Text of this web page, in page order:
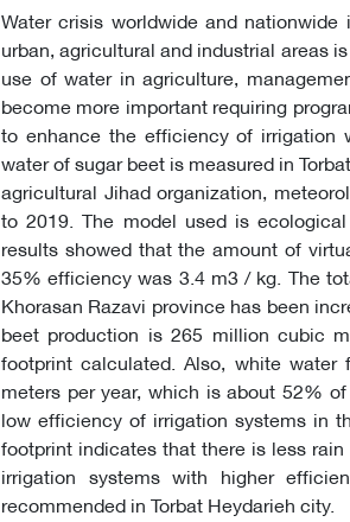
Water crisis worldwide and
urban, agricultural and industrial areas
use of water in agriculture,
become more important requiring
to enhance the efficiency of irrigation
water of sugar beet is measured in
agricultural Jihad organization,
to 2019. The model used is
results showed that the amount of
35% efficiency was 3.4 m3 / kg. The
Khorasan Razavi province has been
beet production is 265 million cubic
footprint calculated. Also, white
meters per year, which is about 52%
low efficiency of irrigation systems in
footprint indicates that there is less
irrigation systems with higher
recommended in Torbat Heydarieh city.